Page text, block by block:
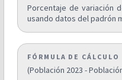
Porcentaje de variación
usando datos del padrón
FÓRMULA DE CÁLCULO
(Población 2023 -